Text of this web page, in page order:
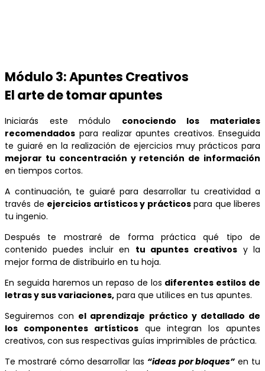
Módulo 3: Apuntes Creativos
El arte de tomar apuntes
Iniciarás este módulo conociendo los materiales
recomendados para realizar apuntes creativos. Enseguida
te guiaré en la realización de ejercicios muy prácticos para
mejorar tu concentración y retención de información
en tiempos cortos.
A continuación, te guiaré para desarrollar tu creatividad a
través de ejercicios artísticos y prácticospara que liberes
tu ingenio.
Después te mostraré de forma práctica qué tipo de
contenido puedes incluir en tu apuntes creativos y la
mejor forma de distribuirlo en tu hoja.
En seguida haremos un repaso de los diferentes estilos de
letras y sus variaciones, para que utilices en tus apuntes.
Seguiremos con el aprendizaje práctico y detallado de
los componentes artísticosque integran los apuntes
creativos, con sus respectivas guías imprimibles de práctica.
Te mostraré cómo desarrollar las “ideas por bloques” en tu